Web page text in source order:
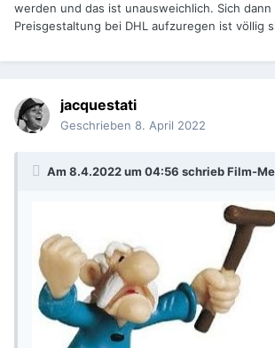
werden und das ist unausweichlich. Sich
Preisgestaltung bei DHL aufzuregen ist völlig
jacquestati
Geschrieben 8. April 2022
Am 8.4.2022 um 04:56 schriebFilm-